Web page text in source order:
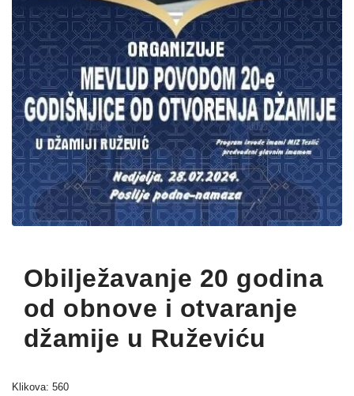
Obilježavanje 20 godina
od obnove i otvaranje
džamije u Ruževiću
Klikova: 560